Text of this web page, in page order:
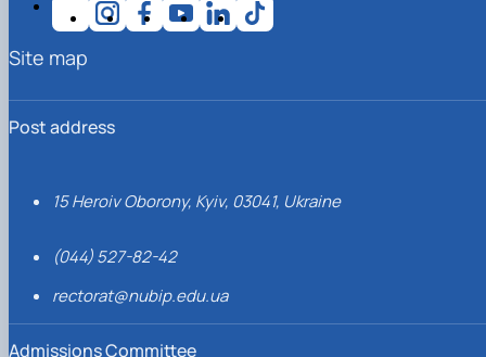
Post address
15 Heroiv Oborony, Kyiv, 03041, Ukraine
(044) 527-82-42
rectorat@nubip.edu.ua
Admissions Committee
Site map